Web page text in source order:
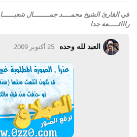
في
رااائـــــعة جدا
العبد لله وحده 25 أكتوبر 2009